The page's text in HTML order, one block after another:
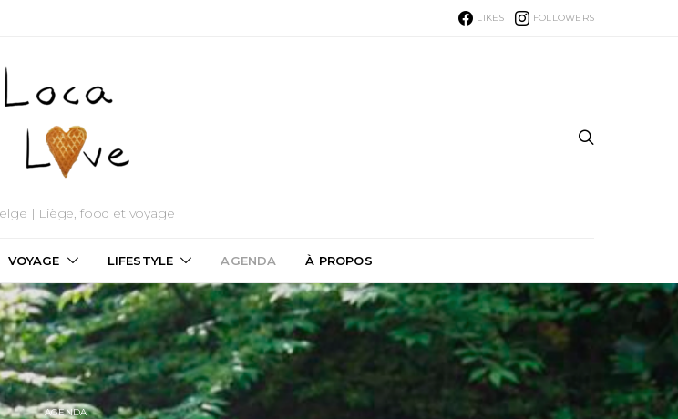
LIKES FOLLOWERS
| Liège, food et voyage
VOYAGE LIFESTYLE AGENDA À PROPOS
AGENDA